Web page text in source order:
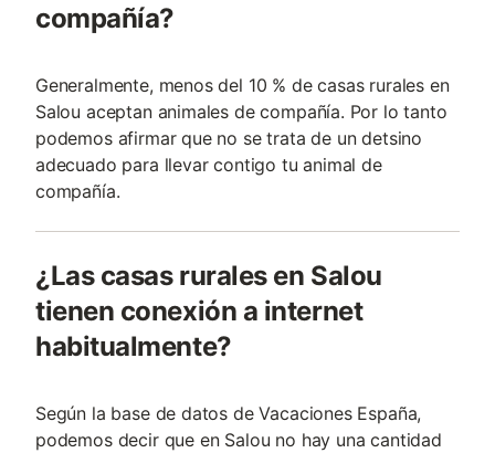
compañía?
Generalmente, menos del 10 % de casas rurales en
Salou aceptan animales de compañía. Por lo tanto
podemos afirmar que no se trata de un detsino
adecuado para llevar contigo tu animal de
compañía.
¿Las casas rurales en Salou
tienen conexión a internet
habitualmente?
Según la base de datos de Vacaciones España,
podemos decir que en Salou no hay una cantidad